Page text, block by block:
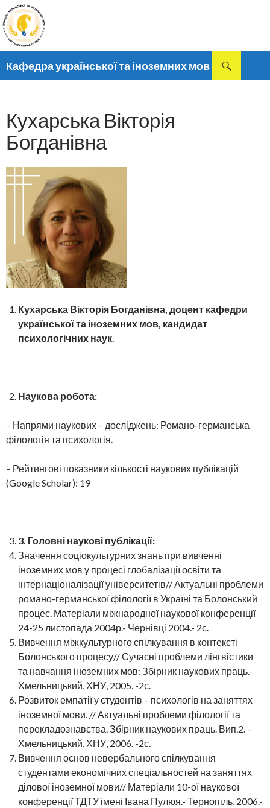
Кафедра української та іноземних мов
Кухарська Вікторія
Богданівна
Кухарська Вікторія Богданівна, доцент кафедри
української та іноземних мов, кандидат
психологічних наук.
Наукова робота:
– Напрями наукових – досліджень: Романо-германська
філологія та психологія.
– Рейтингові показники кількості наукових публікацій
(Google Scholar): 19
3. Головні наукові публікації:
Значення соціокультурних знань при вивченні
іноземних мов у процесі глобалізації освіти та
інтернаціоналізації університетів// Актуальні проблеми
романо-германської філології в Україні та Болонський
процес. Матеріали міжнародної наукової конференції
24-25 листопада 2004р.- Чернівці 2004.- 2с.
Вивчення міжкультурного спілкування в контексті
Болонського процесу// Сучасні проблеми лінгвістики
та навчання іноземних мов: Збірник наукових праць.-
Хмельницький, ХНУ, 2005. -2с.
Розвиток емпатії у студентів – психологів на заняттях
іноземної мови. // Актуальні проблеми філології та
перекладознавства. Збірник наукових праць. Вип.2. –
Хмельницький, ХНУ, 2006. -2с.
Вивчення основ невербального спілкування
студентами економічних спеціальностей на заняттях
ділової іноземної мови// Матеріали 10-ої наукової
конференції ТДТУ імені Івана Пулюя.- Тернопіль, 2006.-